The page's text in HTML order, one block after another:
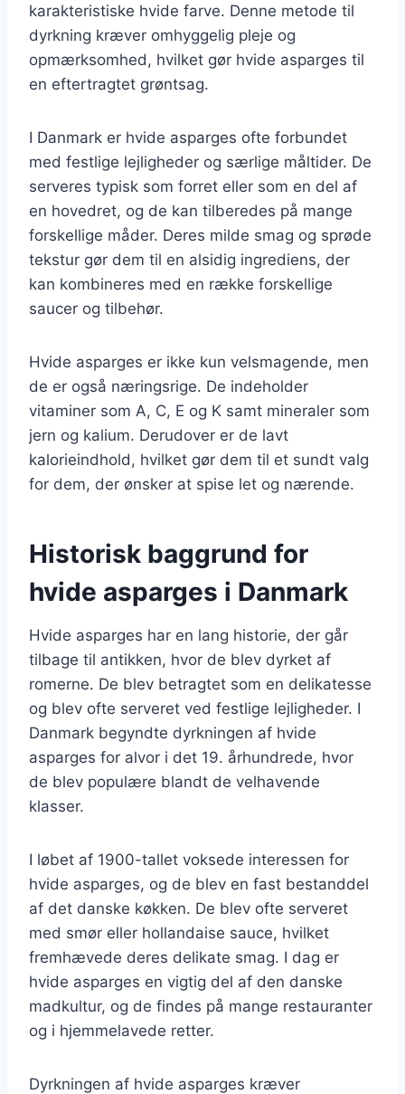
karakteristiske hvide farve. Denne metode til
dyrkning kræver omhyggelig pleje og
opmærksomhed, hvilket gør hvide asparges til
en eftertragtet grøntsag.
I Danmark er hvide asparges ofte forbundet
med festlige lejligheder og særlige måltider. De
serveres typisk som forret eller som en del af
en hovedret, og de kan tilberedes på mange
forskellige måder. Deres milde smag og sprøde
tekstur gør dem til en alsidig ingrediens, der
kan kombineres med en række forskellige
saucer og tilbehør.
Hvide asparges er ikke kun velsmagende, men
de er også næringsrige. De indeholder
vitaminer som A, C, E og K samt mineraler som
jern og kalium. Derudover er de lavt
kalorieindhold, hvilket gør dem til et sundt valg
for dem, der ønsker at spise let og nærende.
Historisk baggrund for
hvide asparges i Danmark
Hvide asparges har en lang historie, der går
tilbage til antikken, hvor de blev dyrket af
romerne. De blev betragtet som en delikatesse
og blev ofte serveret ved festlige lejligheder. I
Danmark begyndte dyrkningen af hvide
asparges for alvor i det 19. århundrede, hvor
de blev populære blandt de velhavende
klasser.
I løbet af 1900-tallet voksede interessen for
hvide asparges, og de blev en fast bestanddel
af det danske køkken. De blev ofte serveret
med smør eller hollandaise sauce, hvilket
fremhævede deres delikate smag. I dag er
hvide asparges en vigtig del af den danske
madkultur, og de findes på mange restauranter
og i hjemmelavede retter.
Dyrkningen af hvide asparges kræver